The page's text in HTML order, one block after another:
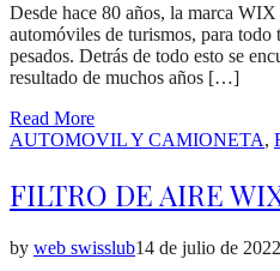
Desde hace 80 años, la marca
automóviles de turismos, para
pesados. Detrás de todo esto se
resultado de muchos años […]
Read More
Posted
AUTOMOVIL Y CAMIONETA,
FILTRO DE AIRE
by web swisslub14 de julio de 2022